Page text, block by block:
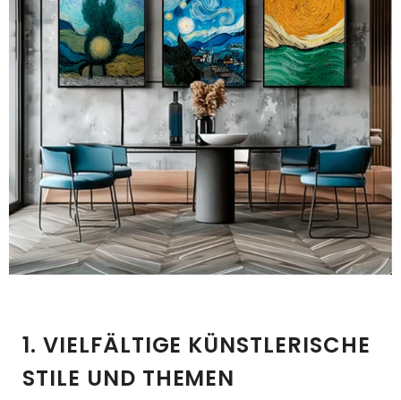
1. VIELFÄLTIGE KÜNSTLERISCHE
STILE UND THEMEN